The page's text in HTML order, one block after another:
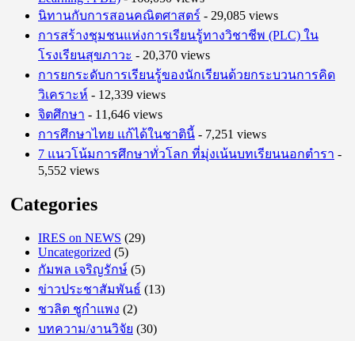
นิทานกับการสอนคณิตศาสตร์ - 29,085 views
การสร้างชุมชนแห่งการเรียนรู้ทางวิชาชีพ (PLC) ใน
โรงเรียนสุขภาวะ - 20,370 views
การยกระดับการเรียนรู้ของนักเรียนด้วยกระบวนการคิด
วิเคราะห์ - 12,339 views
จิตศึกษา - 11,646 views
การศึกษาไทย แก้ได้ในชาตินี้ - 7,251 views
7 แนวโน้มการศึกษาทั่วโลก ที่มุ่งเน้นบทเรียนนอกตำรา -
5,552 views
Categories
IRES on NEWS (29)
Uncategorized (5)
กัมพล เจริญรักษ์ (5)
ข่าวประชาสัมพันธ์ (13)
ชวลิต ชูกำแพง (2)
บทความ/งานวิจัย (30)